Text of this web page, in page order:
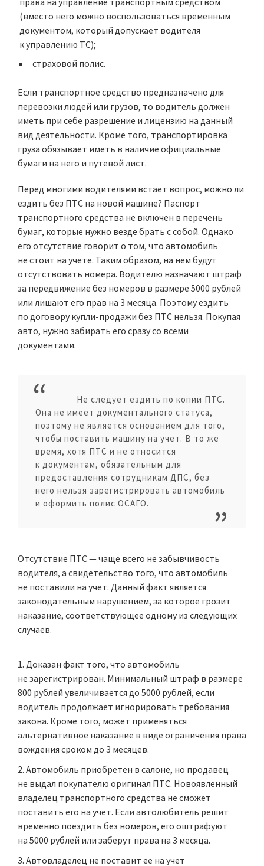
(вместо него можно воспользоваться временным
документом, который допускает водителя
к управлению ТС);
страховой полис.
Если транспортное средство предназначено для
перевозки людей или грузов, то водитель должен
иметь при себе разрешение и лицензию на данный
вид деятельности. Кроме того, транспортировка
груза обязывает иметь в наличие официальные
бумаги на него и путевой лист.
Перед многими водителями встает вопрос, можно ли
ездить без ПТС на новой машине? Паспорт
транспортного средства не включен в перечень
бумаг, которые нужно везде брать с собой. Однако
его отсутствие говорит о том, что автомобиль
не стоит на учете. Таким образом, на нем будут
отсутствовать номера. Водителю назначают штраф
за передвижение без номеров в размере 5000 рублей
или лишают его прав на 3 месяца. Поэтому ездить
по договору купли-продажи без ПТС нельзя. Покупая
авто, нужно забирать его сразу со всеми
документами.
Не следует ездить по копии ПТС.
Она не имеет документального статуса,
поэтому не является основанием для того,
чтобы поставить машину на учет. В то же
время, хотя ПТС и не относится
к документам, обязательным для
предоставления сотрудникам ДПС, без
него нельзя зарегистрировать автомобиль
и оформить полис ОСАГО.
Отсутствие ПТС — чаще всего не забывчивость
водителя, а свидетельство того, что автомобиль
не поставили на учет. Данный факт является
законодательным нарушением, за которое грозит
наказание, соответствующее одному из следующих
случаев.
Доказан факт того, что автомобиль
не зарегистрирован. Минимальный штраф в размере
800 рублей увеличивается до 5000 рублей, если
водитель продолжает игнорировать требования
закона. Кроме того, может применяться
альтернативное наказание в виде ограничения права
вождения сроком до 3 месяцев.
Автомобиль приобретен в салоне, но продавец
не выдал покупателю оригинал ПТС. Новоявленный
владелец транспортного средства не сможет
поставить его на учет. Если автолюбитель решит
временно поездить без номеров, его оштрафуют
на 5000 рублей или заберут права на 3 месяца.
Автовладелец не поставит ее на учет